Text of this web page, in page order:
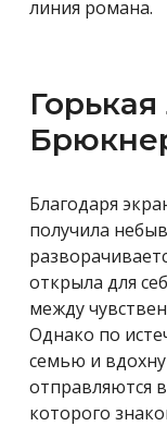
линия романа.
Благодаря
получила
открыла для
между
Однако по
семью и
отправляются
которого